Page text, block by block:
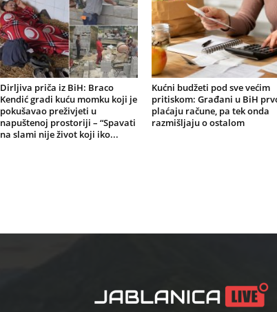
Dirljiva priča iz BiH: Braco
Kendić gradi kuću momku koji je
pokušavao preživjeti u
napuštenoj prostoriji – “Spavati
na slami nije život koji iko...
Kućni budžeti pod sve većim
pritiskom: Građani u BiH
plaćaju račune, pa tek onda
razmišljaju o ostalom